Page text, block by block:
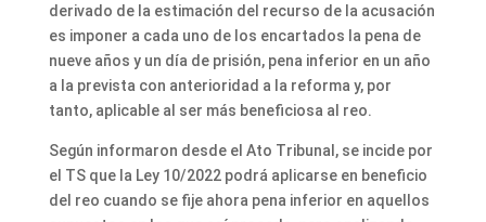
derivado de la estimación del recurso de la acusación
es imponer a cada uno de los encartados la pena de
nueve años y un día de prisión, pena inferior en un año
a la prevista con anterioridad a la reforma y, por
tanto, aplicable al ser más beneficiosa al reo.
Según informaron desde el Ato Tribunal, se incide por
el TS que la Ley 10/2022 podrá aplicarse en beneficio
del reo cuando se fije ahora pena inferior en aquellos